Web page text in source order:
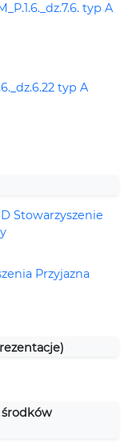
typ A
typ A
Stowarzyszenie
Przyjazna
środków